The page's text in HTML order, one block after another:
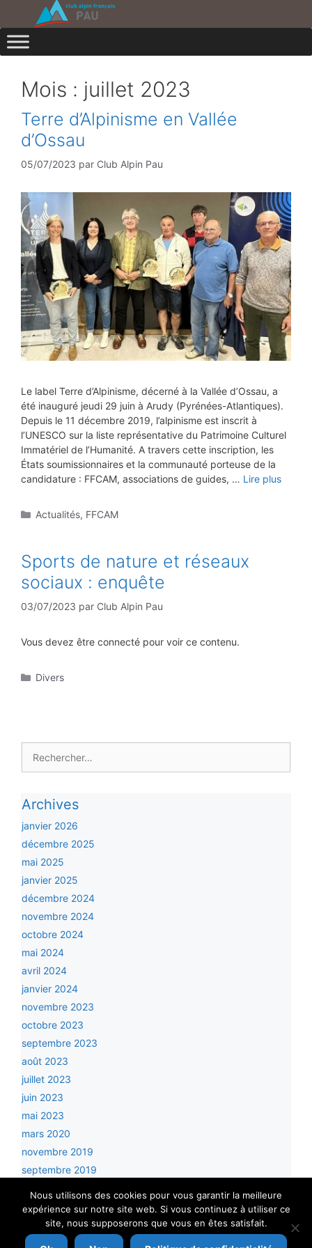
contenu
Mois : juillet 2023
Terre d’Alpinisme en Vallée
d’Ossau
05/07/2023 par Club Alpin Pau
Le label Terre d’Alpinisme, décerné à la Vallée d’Ossau, a
été inauguré jeudi 29 juin à Arudy (Pyrénées-Atlantiques).
Depuis le 11 décembre 2019, l’alpinisme est inscrit à
l’UNESCO sur la liste représentative du Patrimoine Culturel
Immatériel de l’Humanité. A travers cette inscription, les
États soumissionnaires et la communauté porteuse de la
candidature : FFCAM, associations de guides, … Lire plus
Catégories
Actualités, FFCAM
Sports de nature et réseaux
sociaux : enquête
03/07/2023 par Club Alpin Pau
Vous devez être connecté pour voir ce contenu.
Catégories
Divers
Archives
janvier 2026
décembre 2025
mai 2025
janvier 2025
décembre 2024
novembre 2024
octobre 2024
mai 2024
avril 2024
janvier 2024
novembre 2023
octobre 2023
septembre 2023
août 2023
juillet 2023
juin 2023
mai 2023
mars 2020
novembre 2019
septembre 2019
© 2026 Club Alpin de Pau - réalisation
Nous utilisons des cookies pour vous garantir la meilleure
expérience sur notre site web. Si vous continuez à utiliser ce
site, nous supposerons que vous en êtes satisfait.